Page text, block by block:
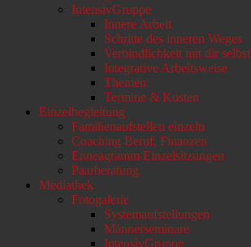
IntensivGruppe
Innere Arbeit
Schritte des inneren Weges
Verbindlichkeit mit dir selbst
Integrative Arbeitsweise
Themen
Termine & Kosten
Einzelbegleitung
Familienaufstellen einzeln
Coaching Beruf, Finanzen
Enneagramm Einzelsitzungen
Paarberatung
Mediathek
Fotogalerie
Systemaufstellungen
Männerseminare
IntensivGruppe